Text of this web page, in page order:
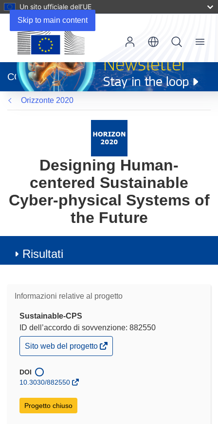
Skip to main content
Un sito ufficiale dell’UE
apre
in
una
nuova
finestra)
CORDIS
Menu
Orizzonte 2020
Designing Human-
centered Sustainable
Cyber-physical Systems of
the Future
Risultati
Informazioni relative al progetto
Sustainable-CPS
ID dell’accordo di sovvenzione: 882550
(si
apre
una
nuova
Sito web del progetto
DOI
10.3030/882550
Progetto chiuso